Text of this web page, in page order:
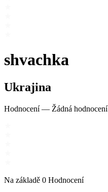
shvachka
Ukrajina
Hodnocení— Žádná hodnocení
Na základě 0 Hodnocení